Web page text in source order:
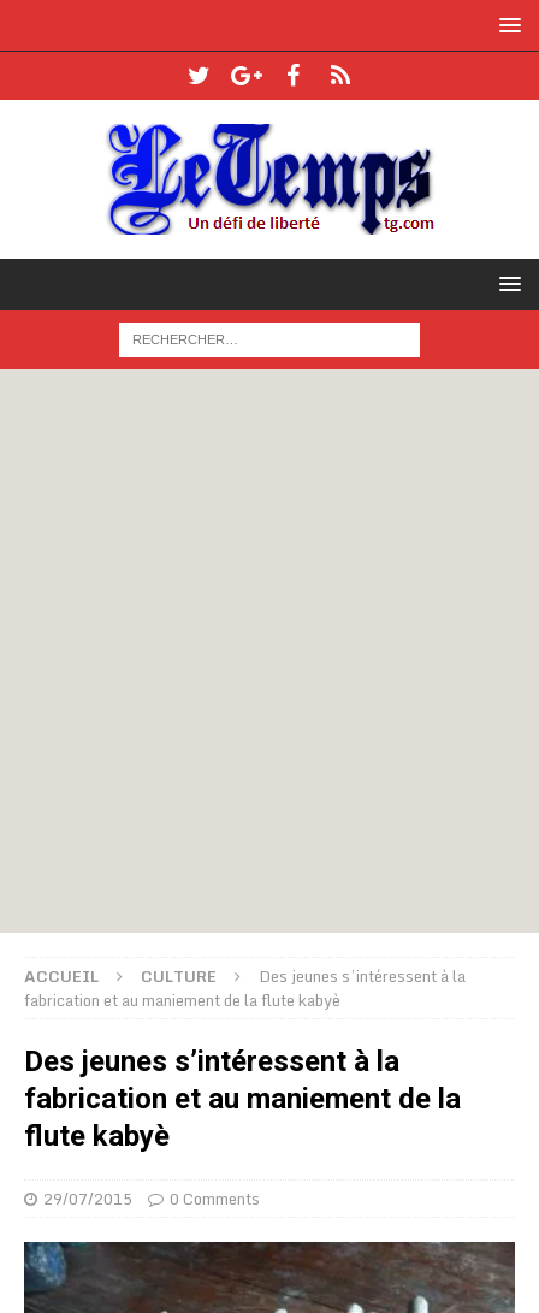
ACCUEIL CULTURE
Des jeunes s’intéressent à la
fabrication et au maniement de la flute kabyè
Des jeunes s’intéressent à la
fabrication et au maniement de la
flute kabyè
29/07/2015 0 Comments